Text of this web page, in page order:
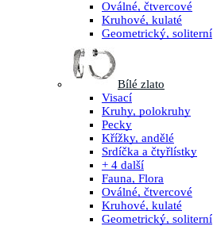
Oválné, čtvercové
Kruhové, kulaté
Geometrický, soliterní
Bílé zlato
Visací
Kruhy, polokruhy
Pecky
Křížky, andělé
Srdíčka a čtyřlístky
+ 4 další
Fauna, Flora
Oválné, čtvercové
Kruhové, kulaté
Geometrický, soliterní